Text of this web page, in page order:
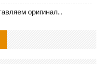
JST соединитель - предоставляем оригинальные JST GHR-09V-S соединители и их аналоги